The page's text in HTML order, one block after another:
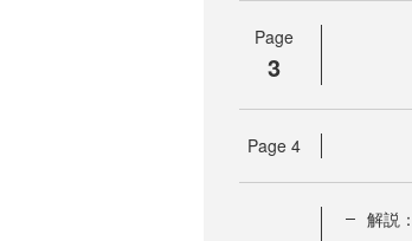
Page
3
Page 4
解説